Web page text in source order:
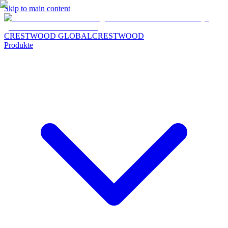
Skip to main content
CRESTWOOD GLOBALCRESTWOOD
Produkte